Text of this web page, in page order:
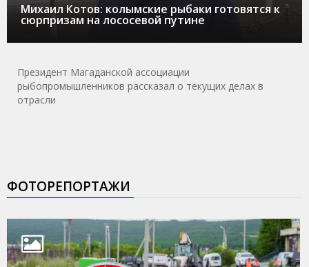
Михаил Котов: колымские рыбаки готовятся к
сюрпризам на лососевой путине
Президент Магаданской ассоциации
рыбопромышленников рассказал о текущих делах в
отрасли
ФОТОРЕПОРТАЖИ